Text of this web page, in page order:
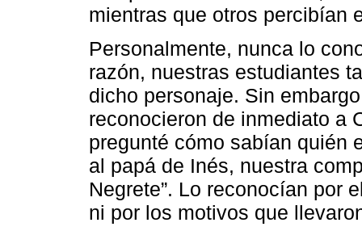
mientras que otros percibían
Personalmente, nunca lo
razón, nuestras estudiantes
dicho personaje. Sin
reconocieron de inmediato a
pregunté cómo sabían quién
al papá de Inés, nuestra
Negrete”. Lo reconocían por
ni por los motivos que